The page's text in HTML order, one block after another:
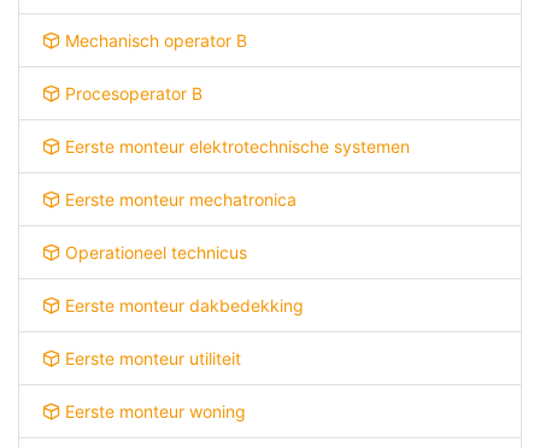
Mechanisch operator B
Procesoperator B
Eerste monteur elektrotechnische systemen
Eerste monteur mechatronica
Operationeel technicus
Eerste monteur dakbedekking
Eerste monteur utiliteit
Eerste monteur woning